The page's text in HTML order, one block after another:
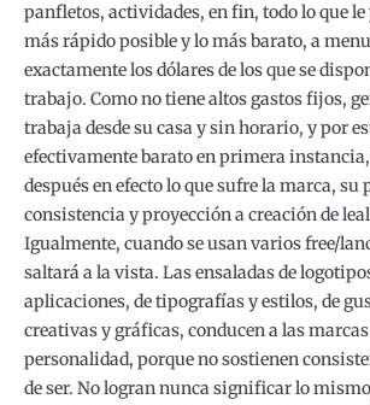
panfletos, actividades, en fin, todo lo que
más rápido posible y lo más barato, a
exactamente los dólares de los que se
trabajo. Como no tiene altos gastos fijos,
trabaja desde su casa y sin horario, y por
efectivamente barato en primera instancia,
después en efecto lo que sufre la marca, su
consistencia y proyección a creación de
Igualmente, cuando se usan varios free/
saltará a la vista. Las ensaladas de
aplicaciones, de tipografías y estilos, de
creativas y gráficas, conducen a las marcas
personalidad, porque no sostienen
de ser. No logran nunca significar lo